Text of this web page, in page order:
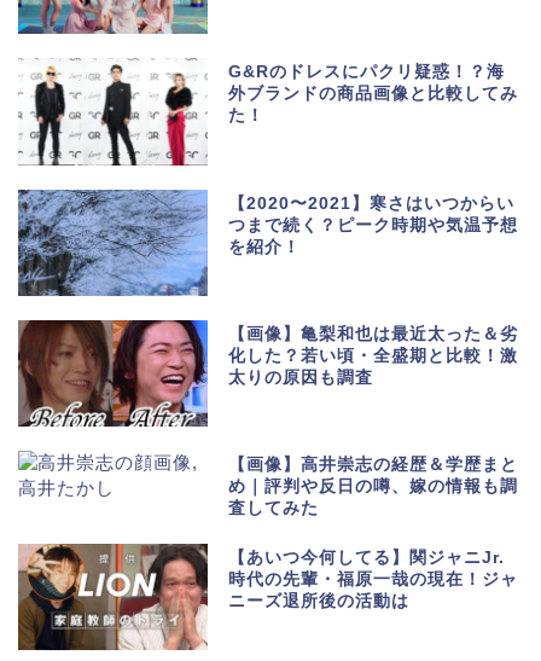
G&Rのドレスにパクリ疑惑！？海
外ブランドの商品画像と比較してみ
た！
【2020〜2021】寒さはいつからい
つまで続く？ピーク時期や気温予想
を紹介！
【画像】亀梨和也は最近太った＆劣
化した？若い頃・全盛期と比較！激
太りの原因も調査
【画像】高井崇志の経歴＆学歴まと
め｜評判や反日の噂、嫁の情報も調
査してみた
【あいつ今何してる】関ジャニJr.
時代の先輩・福原一哉の現在！ジャ
ニーズ退所後の活動は